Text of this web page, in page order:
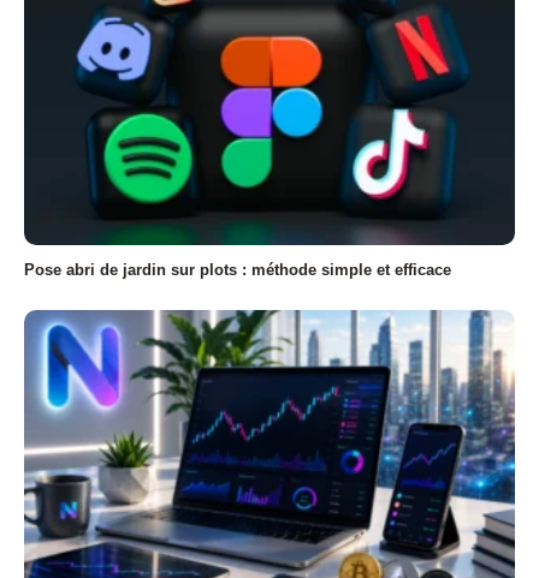
Pose abri de jardin sur plots : méthode simple et efficace